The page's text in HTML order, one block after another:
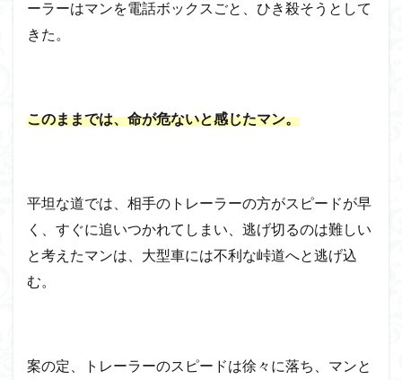
ーラーはマンを電話ボックスごと、ひき殺そうとして
きた。
このままでは、命が危ないと感じたマン。
平坦な道では、相手のトレーラーの方がスピードが早
く、すぐに追いつかれてしまい、逃げ切るのは難しい
と考えたマンは、大型車には不利な峠道へと逃げ込
む。
案の定、トレーラーのスピードは徐々に落ち、マンと